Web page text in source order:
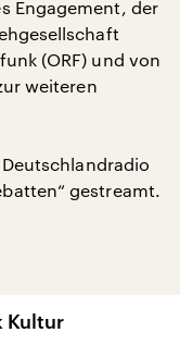
Engagement, der
(ORF) und von
weiteren
gestreamt.
Kultur